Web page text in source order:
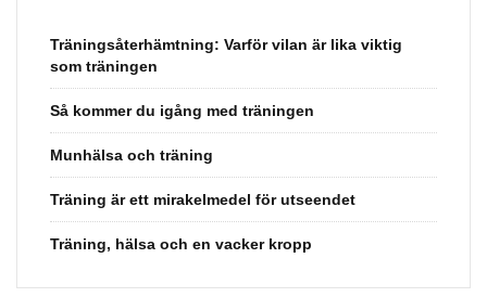
Träningsåterhämtning: Varför vilan är lika viktig
som träningen
Så kommer du igång med träningen
Munhälsa och träning
Träning är ett mirakelmedel för utseendet
Träning, hälsa och en vacker kropp